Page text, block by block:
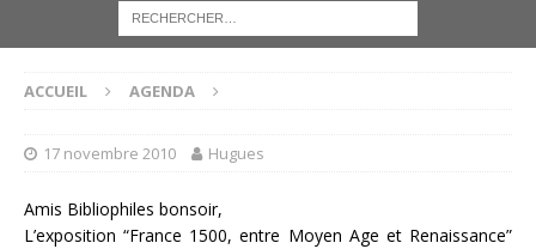
ACCUEIL AGENDA
17 novembre 2010 Hugues
Amis Bibliophiles bonsoir,
L’exposition “France 1500, entre Moyen Age et Renaissance”